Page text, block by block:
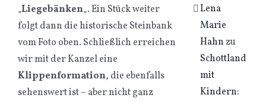
„Liegebänken„. Ein Stück weiter
folgt dann die historische Steinbank
vom Foto oben. Schließlich erreichen
wir mit der Kanzel eine
Klippenformation, die ebenfalls
sehenswert ist – aber nicht ganz
Lena
Marie
Hahnzu
Schottland
mit
Kindern: